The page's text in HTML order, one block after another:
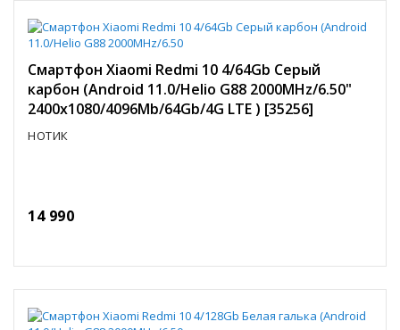
Смартфон Xiaomi Redmi 10 4/64Gb Серый
карбон (Android 11.0/Helio G88 2000MHz/6.50"
2400x1080/4096Mb/64Gb/4G LTE ) [35256]
НОТИК
14 990